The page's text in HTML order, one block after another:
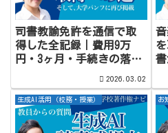
司書教諭免許を通信で取
得した全記録｜費用9万
円・3ヶ月・手続きの落と
2026.03.02
生成AI活用（校務・授業） お